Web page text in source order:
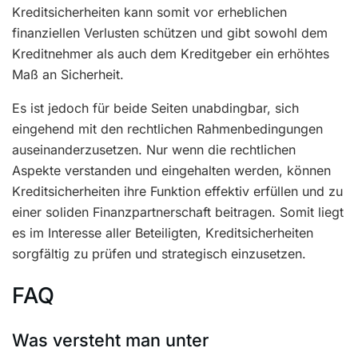
Kreditsicherheiten kann somit vor erheblichen
finanziellen Verlusten schützen und gibt sowohl dem
Kreditnehmer als auch dem Kreditgeber ein erhöhtes
Maß an Sicherheit.
Es ist jedoch für beide Seiten unabdingbar, sich
eingehend mit den rechtlichen Rahmenbedingungen
auseinanderzusetzen. Nur wenn die rechtlichen
Aspekte verstanden und eingehalten werden, können
Kreditsicherheiten ihre Funktion effektiv erfüllen und zu
einer soliden Finanzpartnerschaft beitragen. Somit liegt
es im Interesse aller Beteiligten, Kreditsicherheiten
sorgfältig zu prüfen und strategisch einzusetzen.
FAQ
Was versteht man unter